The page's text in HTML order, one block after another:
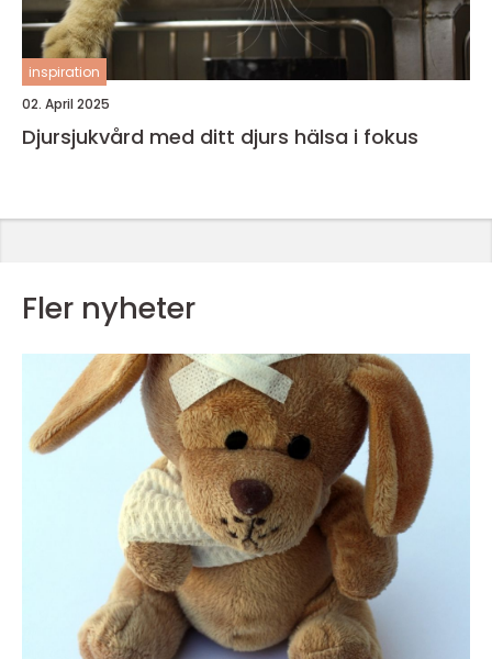
inspiration
02. April 2025
Djursjukvård med ditt djurs hälsa i fokus
Fler nyheter